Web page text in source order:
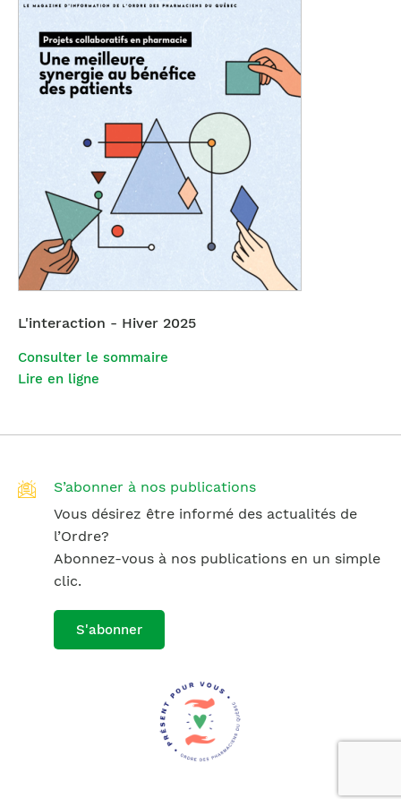
L'interaction - Hiver 2025
Consulter le sommaire
Lire en ligne
S’abonner à nos publications
Vous désirez être informé des actualités de
l’Ordre?
Abonnez-vous à nos publications en un simple
clic.
S'abonner